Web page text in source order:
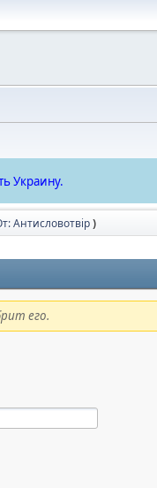
Украину.
Антисловотвір)
его.